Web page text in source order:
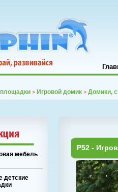
> Игровой домик > Домики,
мебель
детские
P52 -